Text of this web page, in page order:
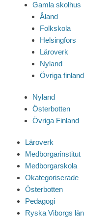
Gamla skolhus
Åland
Folkskola
Helsingfors
Läroverk
Nyland
Övriga finland
Nyland
Österbotten
Övriga Finland
Läroverk
Medborgarinstitut
Medborgarskola
Okategoriserade
Österbotten
Pedagogi
Ryska Viborgs län